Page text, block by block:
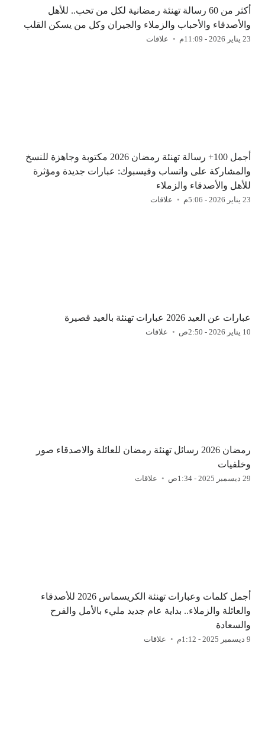
أكثر من 60 رسالة تهنئة رمضانية لكل من تحب.. للأهل
والأصدقاء والأحباب والزملاء والجيران وكل من يسكن القلب
23 يناير 2026 - 11:09م علاقات
أجمل 100+ رسالة تهنئة رمضان 2026 مكتوبة وجاهزة للنسخ
والمشاركة على واتساب وفيسبوك: عبارات جديدة ومؤثرة
للأهل والأصدقاء والزملاء
23 يناير 2026 - 5:06م علاقات
عبارات عن العيد 2026 عبارات تهنئة بالعيد قصيرة
10 يناير 2026 - 2:50ص علاقات
رمضان 2026 رسائل تهنئة رمضان للعائلة والاصدقاء صور
وخلفيات
29 ديسمبر 2025 - 1:34ص علاقات
أجمل كلمات وعبارات تهنئة الكريسماس 2026 للأصدقاء
والعائلة والزملاء.. بداية عام جديد مليء بالأمل والفرح
والسعادة
9 ديسمبر 2025 - 1:12م علاقات